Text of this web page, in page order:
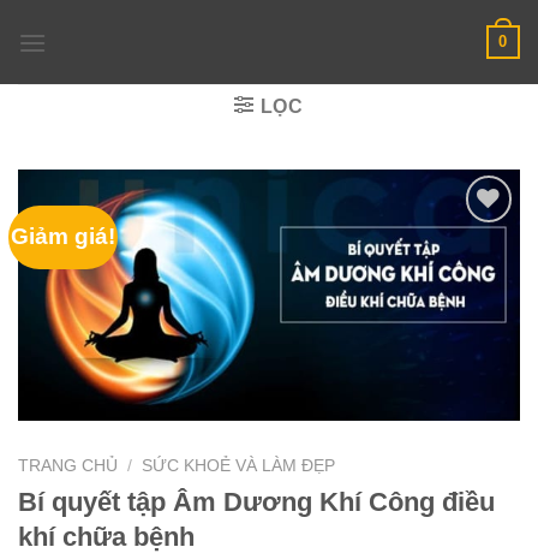
0
LỌC
Giảm giá!
TRANG CHỦ / SỨC KHOẺ VÀ LÀM ĐẸP
Bí quyết tập Âm Dương Khí Công điều
khí chữa bệnh